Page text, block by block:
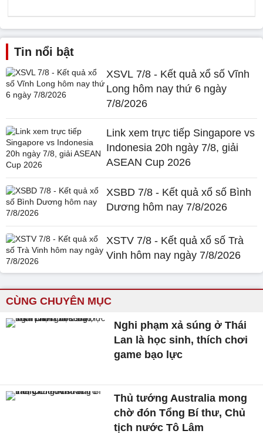
Tin nổi bật
XSVL 7/8 - Kết quả xổ số Vĩnh
Long hôm nay thứ 6 ngày
7/8/2026
Link xem trực tiếp Singapore vs
Indonesia 20h ngày 7/8, giải
ASEAN Cup 2026
XSBD 7/8 - Kết quả xổ số Bình
Dương hôm nay 7/8/2026
XSTV 7/8 - Kết quả xổ số Trà
Vinh hôm nay ngày 7/8/2026
CÙNG CHUYÊN MỤC
Nghi phạm xả súng ở Thái
Lan là học sinh, thích chơi
game bạo lực
Thủ tướng Australia mong
chờ đón Tổng Bí thư, Chủ
tịch nước Tô Lâm